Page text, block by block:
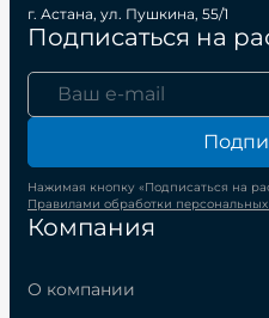
Компания
О компании
г. Астана, ул. Пушкина, 55/1
Подписаться на
Нажимая кнопку «Подписаться на
Правилами обработки персональных